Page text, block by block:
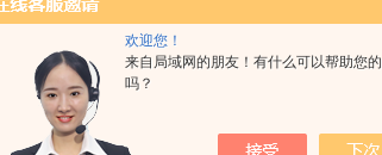
欢迎您！
来自局域网的朋友！有什么可以帮助您的
吗？